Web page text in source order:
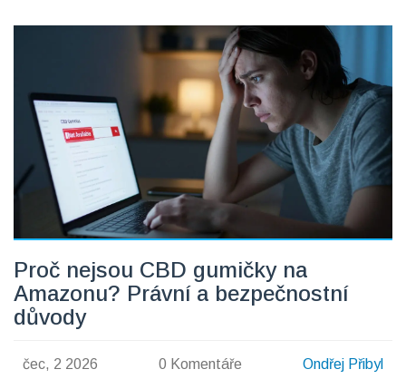
Proč nejsou CBD gumičky na
Amazonu? Právní a bezpečnostní
důvody
čec, 2 2026 0 Komentáře Ondřej Přibyl